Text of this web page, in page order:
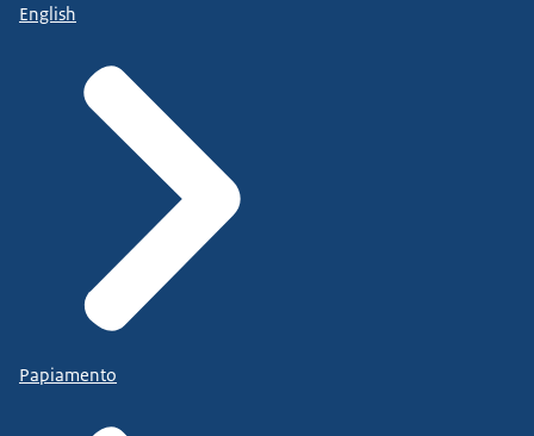
English
Papiamento